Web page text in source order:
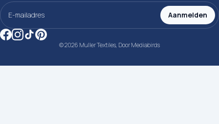
E-
mailadres
(Vereist)
Aanmelden
© 2026 Muller Textiles, DoorMediabirds